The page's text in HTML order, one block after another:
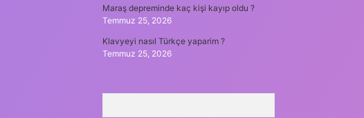
Maraş depreminde kaç kişi kayıp oldu ?
Temmuz 25, 2026
Klavyeyi nasıl Türkçe yaparim ?
Temmuz 25, 2026